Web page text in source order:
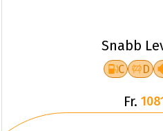
Snabb
C D
Fr.